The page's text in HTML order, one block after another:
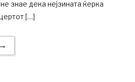
знае дека нејзината ќерка
[…]